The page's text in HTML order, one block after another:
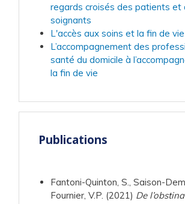
regards croisés des patients et
soignants
L'accès aux soins et la fin de vie
L’accompagnement des
santé du domicile à
la fin de vie
Publications
Fantoni-Quinton, S., Saison-
Fournier, V.P. (2021) De